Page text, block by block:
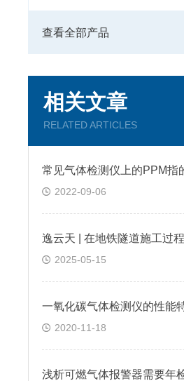
查看全部产品
相关文章
RELATED ARTICLES
2022-09-06
2025-05-15
2020-11-18
浅析可燃气体报警器需要年